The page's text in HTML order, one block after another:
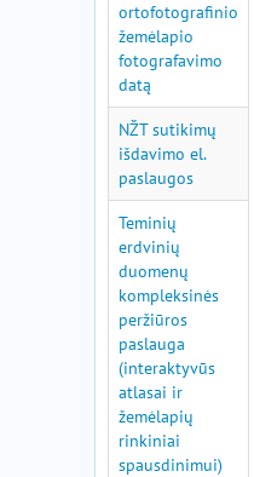
ortofotografinio
žemėlapio
fotografavimo
datą
NŽT sutikimų
išdavimo el.
paslaugos
Teminių
erdvinių
duomenų
kompleksinės
peržiūros
paslauga
(interaktyvūs
atlasai ir
žemėlapių
rinkiniai
spausdinimui)